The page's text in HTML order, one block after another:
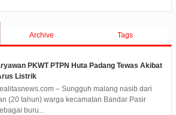
Archive Tags
PKWT PTPN Huta Padang Tewas Akibat
Listrik
– Sungguh malang nasib dari
(20 tahun) warga kecamatan Bandar Pasir
buru...